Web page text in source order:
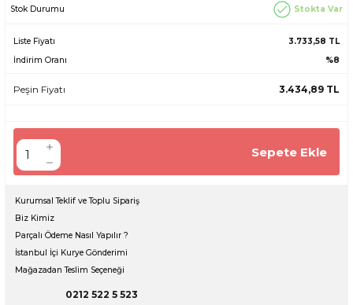
Stok Durumu Stokta Var
Liste Fiyatı
3.733,58 TL
İndirim Oranı
%8
Peşin Fiyatı 3.434,89 TL
Sepete Ekle
Kurumsal Teklif ve Toplu Sipariş
Biz Kimiz
Parçalı Ödeme Nasıl Yapılır ?
İstanbul İçi Kurye Gönderimi
Mağazadan Teslim Seçeneği
0212 522 5 523